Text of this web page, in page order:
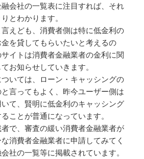
会社の一覧表に注目すれば、それ
とわかります。
えども、消費者側は特に低金利の
を貸してもらいたいと考えるの
イトは消費者金融業者の金利に関
お知らせしていきます。
いては、ローン・キャッシングの
言ってもよく、昨今ユーザー側は
て、賢明に低金利のキャッシング
ことが普通になっています。
で、審査の緩い消費者金融業者が
消費者金融業者に申請してみてく
社の一覧等に掲載されています。